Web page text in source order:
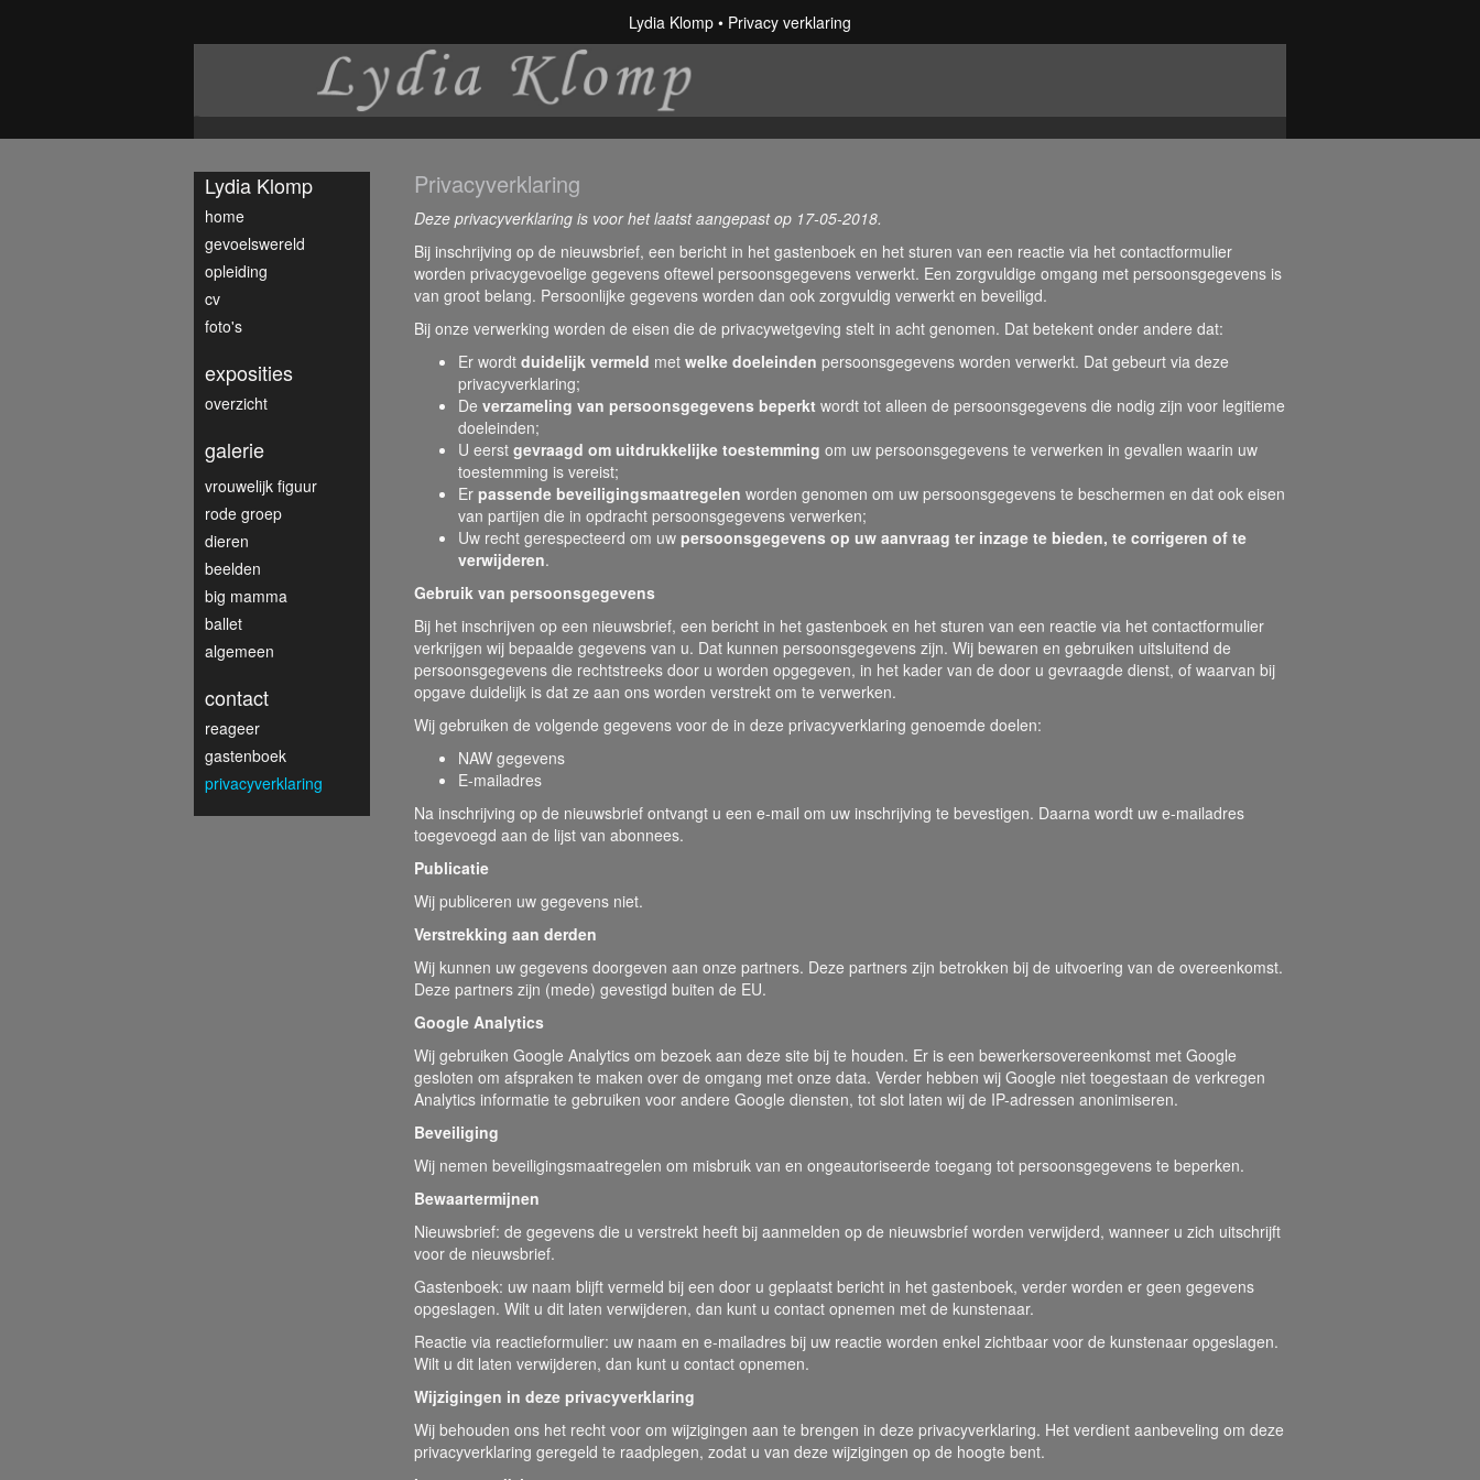
Lydia Klomp Privacy verklaring
Privacyverklaring
Deze privacyverklaring is voor het laatst aangepast op 17-05-2018.
Bij inschrijving op de nieuwsbrief, een bericht in het gastenboek en het sturen van een reactie via het contactformulier
worden privacygevoelige gegevens oftewel persoonsgegevens verwerkt. Een zorgvuldige omgang met persoonsgegevens is
van groot belang. Persoonlijke gegevens worden dan ook zorgvuldig verwerkt en beveiligd.
Bij onze verwerking worden de eisen die de privacywetgeving stelt in acht genomen. Dat betekent onder andere dat:
Er wordt duidelijk vermeld met welke doeleinden persoonsgegevens worden verwerkt. Dat gebeurt via deze
privacyverklaring;
De verzameling van persoonsgegevens beperkt wordt tot alleen de persoonsgegevens die nodig zijn voor legitieme
doeleinden;
U eerst gevraagd om uitdrukkelijke toestemming om uw persoonsgegevens te verwerken in gevallen waarin uw
toestemming is vereist;
Er passende beveiligingsmaatregelen worden genomen om uw persoonsgegevens te beschermen en dat ook eisen
van partijen die in opdracht persoonsgegevens verwerken;
Uw recht gerespecteerd om uw persoonsgegevens op uw aanvraag ter inzage te bieden, te corrigeren of te
verwijderen.
Gebruik van persoonsgegevens
Bij het inschrijven op een nieuwsbrief, een bericht in het gastenboek en het sturen van een reactie via het contactformulier
verkrijgen wij bepaalde gegevens van u. Dat kunnen persoonsgegevens zijn. Wij bewaren en gebruiken uitsluitend de
persoonsgegevens die rechtstreeks door u worden opgegeven, in het kader van de door u gevraagde dienst, of waarvan bij
opgave duidelijk is dat ze aan ons worden verstrekt om te verwerken.
Wij gebruiken de volgende gegevens voor de in deze privacyverklaring genoemde doelen:
NAW gegevens
E-mailadres
Na inschrijving op de nieuwsbrief ontvangt u een e-mail om uw inschrijving te bevestigen. Daarna wordt uw e-mailadres
toegevoegd aan de lijst van abonnees.
Publicatie
Wij publiceren uw gegevens niet.
Verstrekking aan derden
Wij kunnen uw gegevens doorgeven aan onze partners. Deze partners zijn betrokken bij de uitvoering van de overeenkomst.
Deze partners zijn (mede) gevestigd buiten de EU.
Google Analytics
Wij gebruiken Google Analytics om bezoek aan deze site bij te houden. Er is een bewerkersovereenkomst met Google
gesloten om afspraken te maken over de omgang met onze data. Verder hebben wij Google niet toegestaan de verkregen
Analytics informatie te gebruiken voor andere Google diensten, tot slot laten wij de IP-adressen anonimiseren.
Beveiliging
Wij nemen beveiligingsmaatregelen om misbruik van en ongeautoriseerde toegang tot persoonsgegevens te beperken.
Bewaartermijnen
Nieuwsbrief: de gegevens die u verstrekt heeft bij aanmelden op de nieuwsbrief worden verwijderd, wanneer u zich uitschrijft
voor de nieuwsbrief.
Gastenboek: uw naam blijft vermeld bij een door u geplaatst bericht in het gastenboek, verder worden er geen gegevens
opgeslagen. Wilt u dit laten verwijderen, dan kunt u contact opnemen met de kunstenaar.
Reactie via reactieformulier: uw naam en e-mailadres bij uw reactie worden enkel zichtbaar voor de kunstenaar opgeslagen.
Wilt u dit laten verwijderen, dan kunt u contact opnemen.
Wijzigingen in deze privacyverklaring
Wij behouden ons het recht voor om wijzigingen aan te brengen in deze privacyverklaring. Het verdient aanbeveling om deze
privacyverklaring geregeld te raadplegen, zodat u van deze wijzigingen op de hoogte bent.
Lydia Klomp
home
gevoelswereld
opleiding
cv
foto's
exposities
overzicht
galerie
vrouwelijk figuur
rode groep
dieren
beelden
big mamma
ballet
algemeen
contact
reageer
gastenboek
privacyverklaring